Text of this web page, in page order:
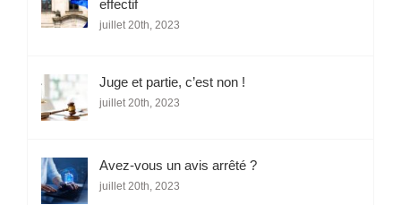
effectif
juillet 20th, 2023
Juge et partie, c’est non !
juillet 20th, 2023
Avez-vous un avis arrêté ?
juillet 20th, 2023